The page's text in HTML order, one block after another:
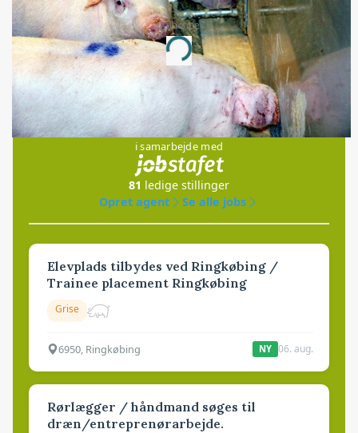
Annonce
Loading...
Jobs
i samarbejde med
81 ledige stillinger
Opret agent
Se alle jobs
Elevplads tilbydes ved Ringkøbing /
Trainee placement Ringkøbing
Grise
6950, Ringkøbing NY 06. aug.
Rørlægger / håndmand søges til
dræn/entreprenørarbejde.